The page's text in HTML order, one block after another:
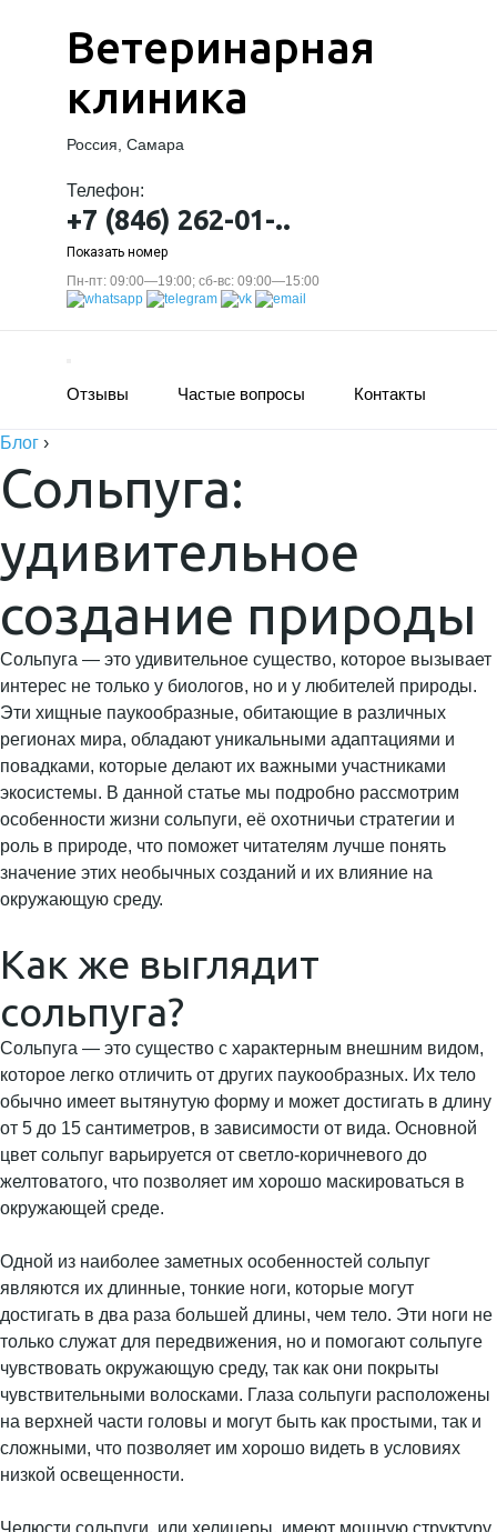
Ветеринарная
клиника
Россия, Самара
Телефон:
+7 (846) 262-01-..
Показать номер
Пн-пт: 09:00—19:00; сб-вс: 09:00—15:00
Отзывы Частые вопросы Контакты
Блог ›
Сольпуга:
удивительное
создание природы
Сольпуга — это удивительное существо, которое вызывает
интерес не только у биологов, но и у любителей природы.
Эти хищные паукообразные, обитающие в различных
регионах мира, обладают уникальными адаптациями и
повадками, которые делают их важными участниками
экосистемы. В данной статье мы подробно рассмотрим
особенности жизни сольпуги, её охотничьи стратегии и
роль в природе, что поможет читателям лучше понять
значение этих необычных созданий и их влияние на
окружающую среду.
Как же выглядит
сольпуга?
Сольпуга — это существо с характерным внешним видом,
которое легко отличить от других паукообразных. Их тело
обычно имеет вытянутую форму и может достигать в длину
от 5 до 15 сантиметров, в зависимости от вида. Основной
цвет сольпуг варьируется от светло-коричневого до
желтоватого, что позволяет им хорошо маскироваться в
окружающей среде.
Одной из наиболее заметных особенностей сольпуг
являются их длинные, тонкие ноги, которые могут
достигать в два раза большей длины, чем тело. Эти ноги не
только служат для передвижения, но и помогают сольпуге
чувствовать окружающую среду, так как они покрыты
чувствительными волосками. Глаза сольпуги расположены
на верхней части головы и могут быть как простыми, так и
сложными, что позволяет им хорошо видеть в условиях
низкой освещенности.
Челюсти сольпуги, или хелицеры, имеют мощную структуру,